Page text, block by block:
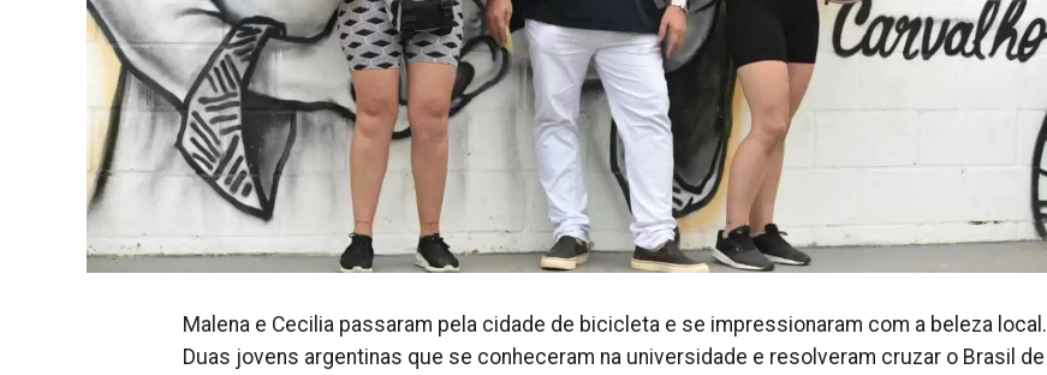
Malena e Cecilia passaram pela cidade de bicicleta e se impressionaram com a beleza local.
Duas jovens argentinas que se conheceram na universidade e resolveram cruzar o Brasil de